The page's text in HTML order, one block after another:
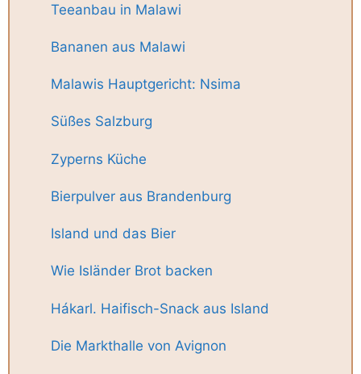
Teeanbau in Malawi
Bananen aus Malawi
Malawis Hauptgericht: Nsima
Süßes Salzburg
Zyperns Küche
Bierpulver aus Brandenburg
Island und das Bier
Wie Isländer Brot backen
Hákarl. Haifisch-Snack aus Island
Die Markthalle von Avignon